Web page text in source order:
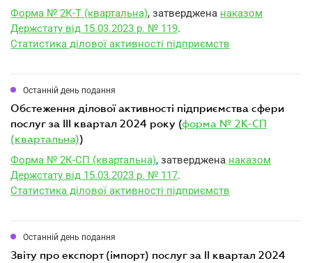
Форма № 2К-Т (квартальна), затверджена наказом
Держстату від 15.03.2023 р. № 119.
Статистика ділової активності підприємств
Останній день подання
обстеження ділової активності підприємства сфери
послуг за III квартал 2024 року (форма № 2К-СП
(квартальна))
Форма № 2К-СП (квартальна), затверджена наказом
Держстату від 15.03.2023 р. № 117.
Статистика ділової активності підприємств
Останній день подання
звіту про експорт (імпорт) послуг за II квартал 2024